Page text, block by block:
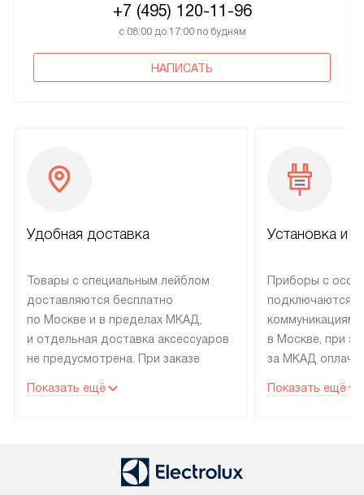
+7 (495) 120-11-96
с 08:00 до 17:00 по будням
НАПИСАТЬ
Удобная доставка
Товары с специальным лейблом
доставляются бесплатно
по Москве и в пределах МКАД,
и отдельная доставка аксессуаров
не предусмотрена. При заказе
рекомендуем обсудить
со статусом «В наличии» могут
быть отправлены покупателю
Показать ещё
Установка и
Приборы с
подключаются к
коммуникациям
в Москве, при
за МКАД
партнера
Показать ещё